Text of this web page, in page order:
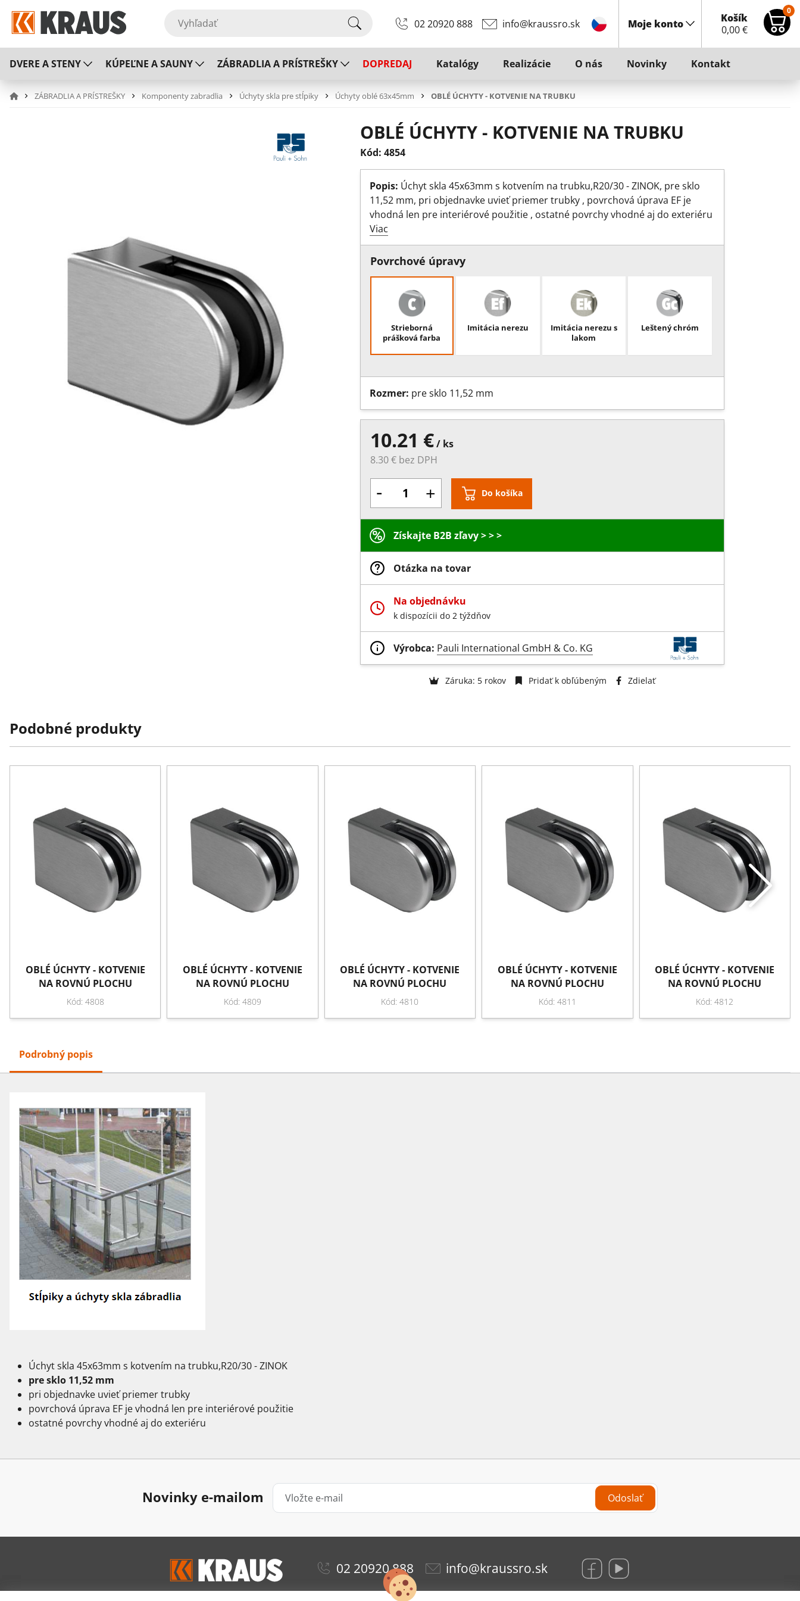
02 20920 888 info@kraussro.sk Moje konto
Košík
0,00€
0
DVERE A STENY KÚPEĽNE A SAUNY ZÁBRADLIA A PRÍSTREŠKY DOPREDAJ Katalógy Realizácie O nás Novinky Kontakt
ZÁBRADLIA A PRÍSTREŠKY Komponenty zabradlia Úchyty skla pre stĺpiky Úchyty oblé 63x45mm OBLÉ ÚCHYTY - KOTVENIE NA TRUBKU
OBLÉ ÚCHYTY - KOTVENIE NA TRUBKU
Kód: 4854
Popis: Úchyt skla 45x63mm s kotvením na trubku,R20/30 - ZINOK, pre sklo
11,52 mm, pri objednavke uvieť priemer trubky , povrchová úprava EF je
vhodná len pre interiérové použitie , ostatné povrchy vhodné aj do exteriéru
Viac
Povrchové úpravy
Strieborná
prášková farba
Imitácia nerezu
Imitácia nerezu s
lakom
Leštený chróm
Rozmer: pre sklo 11,52 mm
10.21 €/ ks
8.30 € bez DPH
- + Do košíka
Získajte B2B zľavy > > >
Otázka na tovar
Na objednávku
k dispozícii do 2 týždňov
Výrobca: Pauli International GmbH & Co. KG
Záruka: 5 rokov Pridať k obľúbeným Zdielať
Podobné produkty
OBLÉ ÚCHYTY - KOTVENIE
NA ROVNÚ PLOCHU
Kód: 4808
OBLÉ ÚCHYTY - KOTVENIE
NA ROVNÚ PLOCHU
Kód: 4809
OBLÉ ÚCHYTY - KOTVENIE
NA ROVNÚ PLOCHU
Kód: 4810
OBLÉ ÚCHYTY - KOTVENIE
NA ROVNÚ PLOCHU
Kód: 4811
OBLÉ ÚCHYTY - KOTVENIE
NA ROVNÚ PLOCHU
Kód: 4812
Podrobný popis
Úchyt skla 45x63mm s kotvením na trubku,R20/30 - ZINOK
pre sklo 11,52 mm
pri objednavke uvieť priemer trubky
povrchová úprava EF je vhodná len pre interiérové použitie
ostatné povrchy vhodné aj do exteriéru
Novinky e-mailom Odoslať
02 20920 888 info@kraussro.sk